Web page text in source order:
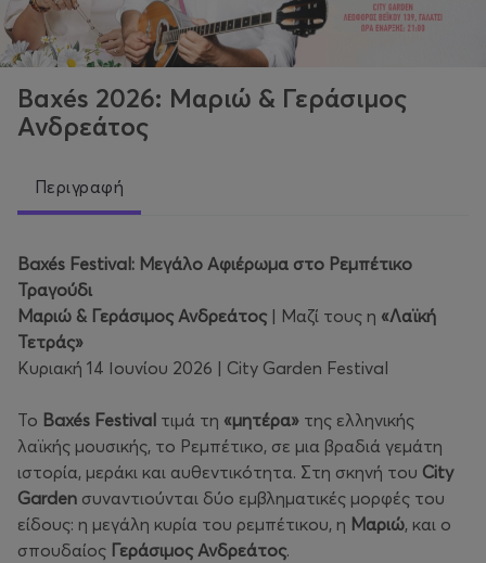
Baxés 2026: Μαριώ & Γεράσιμος
Ανδρεάτος
Περιγραφή
Baxés Festival: Μεγάλο Αφιέρωμα στο Ρεμπέτικο
Τραγούδι
Μαριώ & Γεράσιμος Ανδρεάτος | Μαζί τους η «Λαϊκή
Τετράς»
Κυριακή 14 Ιουνίου 2026 | City Garden Festival
Το Baxés Festival τιμά τη «μητέρα» της ελληνικής
λαϊκής μουσικής, το Ρεμπέτικο, σε μια βραδιά γεμάτη
ιστορία, μεράκι και αυθεντικότητα. Στη σκηνή του City
Garden συναντιούνται δύο εμβληματικές μορφές του
είδους: η μεγάλη κυρία του ρεμπέτικου, η Μαριώ, και ο
σπουδαίος Γεράσιμος Ανδρεάτος.